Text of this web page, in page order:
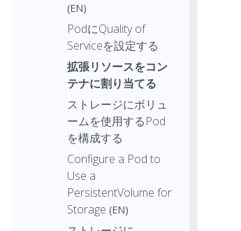
(EN)
PodにQuality of
Serviceを設定する
拡張リソースをコン
テナに割り当てる
ストレージにボリュ
ームを使用するPod
を構成する
Configure a Pod to
Use a
PersistentVolume for
Storage (EN)